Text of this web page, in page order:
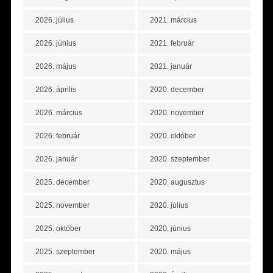
2026. július
2026. június
2026. május
2026. április
2026. március
2026. február
2026. január
2025. december
2025. november
2025. október
2025. szeptember
2021. március
2021. február
2021. január
2020. december
2020. november
2020. október
2020. szeptember
2020. augusztus
2020. július
2020. június
2020. május